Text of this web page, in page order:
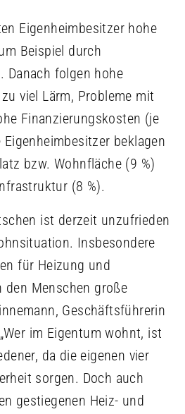
Eigenheimbesitzer hohe
Beispiel durch
Danach folgen hohe
viel Lärm, Probleme mit
Finanzierungskosten (je
beklagen
bzw. Wohnfläche (9 %)
(8 %).
ist derzeit unzufrieden
Insbesondere
für Heizung und
den Menschen große
Geschäftsführerin
im Eigentum wohnt, ist
da die eigenen vier
sorgen. Doch auch
gestiegenen Heiz- und